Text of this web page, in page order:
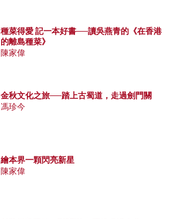
種菜得愛 記一本好書──讀吳燕青的《在香港
的離島種菜》
陳家偉
金秋文化之旅──踏上古蜀道，走過劍門關
馮珍今
繪本界一顆閃亮新星
陳家偉